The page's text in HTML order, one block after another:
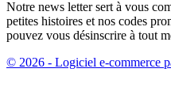
Notre news letter sert à vous
petites histoires et nos codes
pouvez vous désinscrire à tout
© 2026 - Logiciel e-commerce